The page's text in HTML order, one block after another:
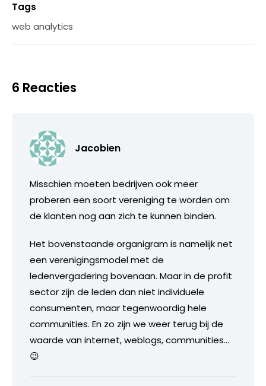
Tags
web analytics
6 Reacties
Jacobien
Misschien moeten bedrijven ook meer
proberen een soort vereniging te worden om
de klanten nog aan zich te kunnen binden.
Het bovenstaande organigram is namelijk net
een verenigingsmodel met de
ledenvergadering bovenaan. Maar in de profit
sector zijn de leden dan niet individuele
consumenten, maar tegenwoordig hele
communities. En zo zijn we weer terug bij de
waarde van internet, weblogs, communities…
😉